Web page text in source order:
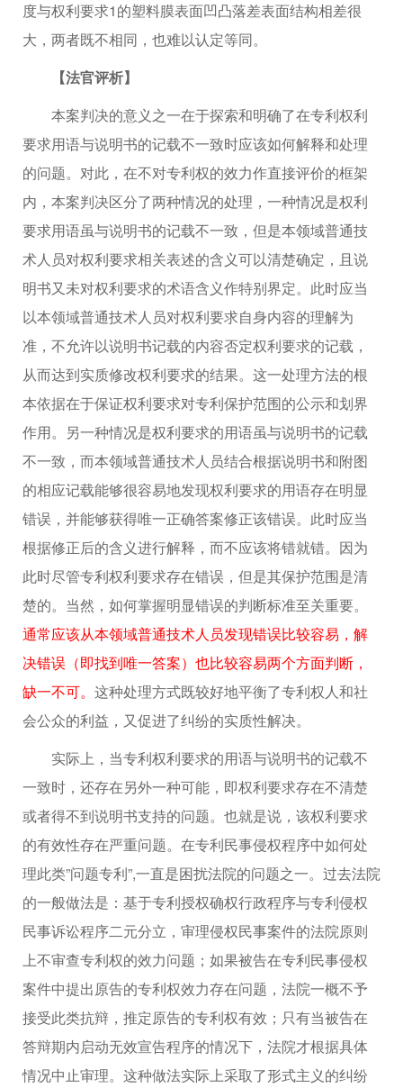
度与权利要求1的塑料膜表面凹凸落差表面结构相差很
大，两者既不相同，也难以认定等同。
【法官评析】
本案判决的意义之一在于探索和明确了在专利权利
要求用语与说明书的记载不一致时应该如何解释和处理
的问题。对此，在不对专利权的效力作直接评价的框架
内，本案判决区分了两种情况的处理，一种情况是权利
要求用语虽与说明书的记载不一致，但是本领域普通技
术人员对权利要求相关表述的含义可以清楚确定，且说
明书又未对权利要求的术语含义作特别界定。此时应当
以本领域普通技术人员对权利要求自身内容的理解为
准，不允许以说明书记载的内容否定权利要求的记载，
从而达到实质修改权利要求的结果。这一处理方法的根
本依据在于保证权利要求对专利保护范围的公示和划界
作用。另一种情况是权利要求的用语虽与说明书的记载
不一致，而本领域普通技术人员结合根据说明书和附图
的相应记载能够很容易地发现权利要求的用语存在明显
错误，并能够获得唯一正确答案修正该错误。此时应当
根据修正后的含义进行解释，而不应该将错就错。因为
此时尽管专利权利要求存在错误，但是其保护范围是清
楚的。当然，如何掌握明显错误的判断标准至关重要。
通常应该从本领域普通技术人员发现错误比较容易，解
决错误（即找到唯一答案）也比较容易两个方面判断，
缺一不可。 这种处理方式既较好地平衡了专利权人和社
会公众的利益，又促进了纠纷的实质性解决。
实际上，当专利权利要求的用语与说明书的记载不
一致时，还存在另外一种可能，即权利要求存在不清楚
或者得不到说明书支持的问题。也就是说，该权利要求
的有效性存在严重问题。在专利民事侵权程序中如何处
理此类”问题专利”,一直是困扰法院的问题之一。过去法院
的一般做法是：基于专利授权确权行政程序与专利侵权
民事诉讼程序二元分立，审理侵权民事案件的法院原则
上不审查专利权的效力问题；如果被告在专利民事侵权
案件中提出原告的专利权效力存在问题，法院一概不予
接受此类抗辩，推定原告的专利权有效；只有当被告在
答辩期内启动无效宣告程序的情况下，法院才根据具体
情况中止审理。这种做法实际上采取了形式主义的纠纷